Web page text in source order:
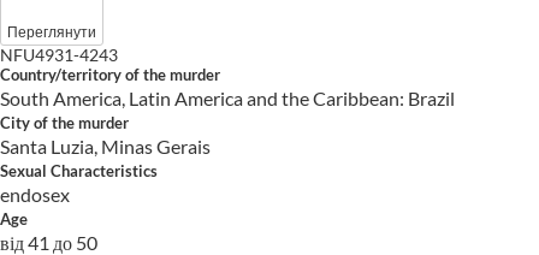
Переглянути
NFU4931-4243
Country/territory of the murder
South America, Latin America and the Caribbean: Brazil
City of the murder
Santa Luzia, Minas Gerais
Sexual Characteristics
endosex
Age
від 41 до 50